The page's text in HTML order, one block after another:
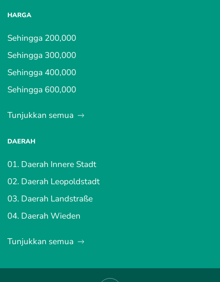
HARGA
Sehingga 200,000
Sehingga 300,000
Sehingga 400,000
Sehingga 600,000
Tunjukkan semua
DAERAH
01. Daerah Innere Stadt
02. Daerah Leopoldstadt
03. Daerah Landstraße
04. Daerah Wieden
Tunjukkan semua